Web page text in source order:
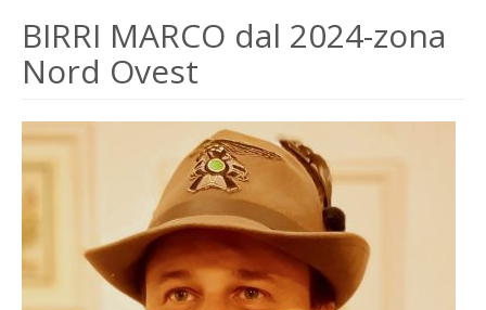
BIRRI MARCO dal 2024-zona
Nord Ovest